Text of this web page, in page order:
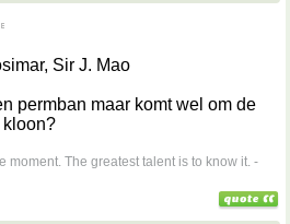
Sir J. Mao
permban maar komt wel om de
kloon?
moment. The greatest talent is to know it. -